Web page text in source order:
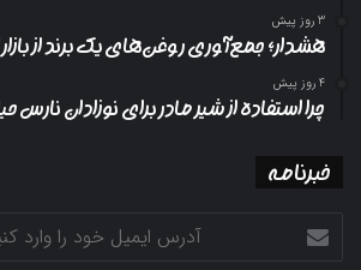
3 روز پیش
هشدار؛ جمع‌آوری روغن‌های یک برند از
4 روز پیش
چرا استفاده از شیر مادر برای نوزادان
خبرنامه
آدرس
ایمیل